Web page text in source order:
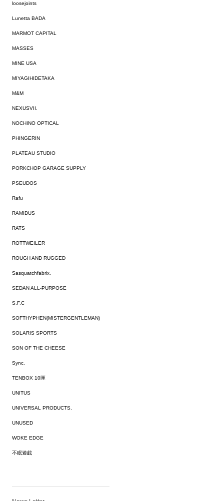
loosejoints
Lunetta BADA
MARMOT CAPITAL
MASSES
MINE USA
MIYAGIHIDETAKA
M&M
NEXUSVII.
NOCHINO OPTICAL
PHINGERIN
PLATEAU STUDIO
PORKCHOP GARAGE SUPPLY
PSEUDOS
Rafu
RAMIDUS
RATS
ROTTWEILER
ROUGH AND RUGGED
Sasquatchfabrix.
SEDAN ALL-PURPOSE
S.F.C
SOFTHYPHEN(MISTERGENTLEMAN)
SOLARIS SPORTS
SON OF THE CHEESE
Sync.
TENBOX 10匣
UNITUS
UNIVERSAL PRODUCTS.
UNUSED
WOKE EDGE
不眠遊戯